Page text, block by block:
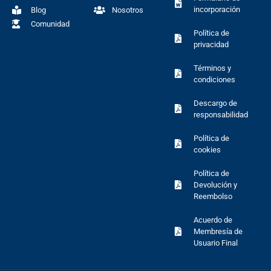
Blog
Comunidad
Nosotros
incorporación
Política de
privacidad
Términos y
condiciones
Descargo de
responsabilidad
Política de
cookies
Política de
Devolución y
Reembolso
Acuerdo de
Membresía de
Usuario Final